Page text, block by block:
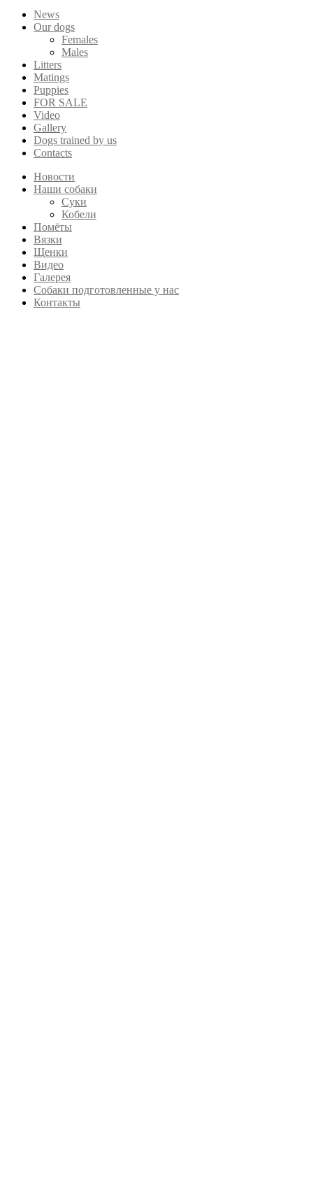
News
Our dogs
Females
Males
Litters
Matings
Puppies
FOR SALE
Video
Gallery
Dogs trained by us
Contacts
Новости
Наши собаки
Суки
Кобели
Помёты
Вязки
Щенки
Видео
Галерея
Собаки подготовленные у нас
Контакты